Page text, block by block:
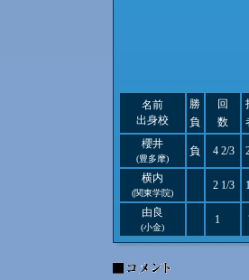
名前
出身校
勝
負
回
数
櫻井
(豊多摩)
負 4 2/3
横内
(関東学院)
2 1/3
由良
(小金)
1